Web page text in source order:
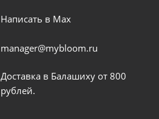
Написать в Мах
manager@mybloom.ru
Доставка в Балашиху от 800
рублей.